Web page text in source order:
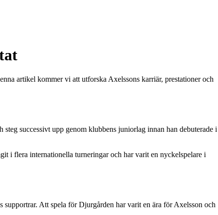
artikel kommer vi att utforska Axelssons karriär, prestationer och
successivt upp genom klubbens juniorlag innan han debuterade i
i flera internationella turneringar och har varit en nyckelspelare i
Att spela för Djurgården har varit en ära för Axelsson och